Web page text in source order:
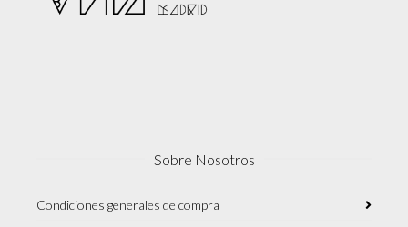
Sobre Nosotros
Condiciones generales de compra